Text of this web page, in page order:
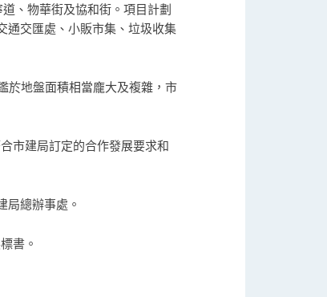
、物華街及協和街。項目計劃
通交匯處、小販市集、垃圾收集
於地盤面積相當龐大及複雜，市
市建局訂定的合作發展要求和
總辦事處。
書。